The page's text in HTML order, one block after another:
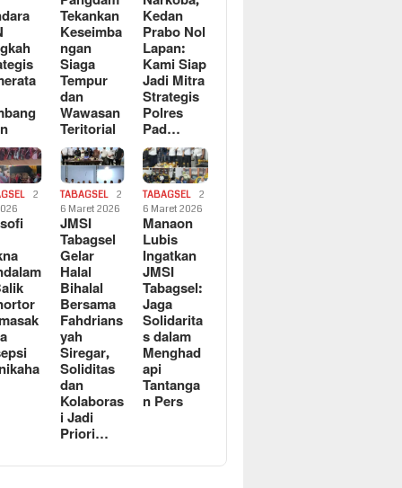
Tekankan
Keseimba
ngan
Siaga
Tempur
dan
Wawasan
Teritorial
Kedan
Prabo Nol
Lapan:
Kami Siap
Jadi Mitra
Strategis
Polres
Pad…
2
TABAGSEL
2
6 Maret 2026
JMSI
Tabagsel
Gelar
Halal
Bihalal
Bersama
Fahdrians
yah
Siregar,
Soliditas
dan
Kolaboras
i Jadi
Priori…
TABAGSEL
2
6 Maret 2026
Manaon
Lubis
Ingatkan
JMSI
Tabagsel:
Jaga
Solidarita
s dalam
Menghad
api
Tantanga
n Pers